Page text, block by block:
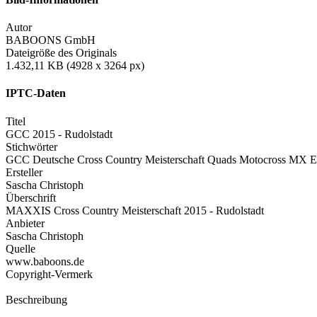
Autor
BABOONS GmbH
Dateigröße des Originals
1.432,11 KB (4928 x 3264 px)
IPTC-Daten
Titel
GCC 2015 - Rudolstadt
Stichwörter
GCC Deutsche Cross Country Meisterschaft Quads Motocross MX
Ersteller
Sascha Christoph
Überschrift
MAXXIS Cross Country Meisterschaft 2015 - Rudolstadt
Anbieter
Sascha Christoph
Quelle
www.baboons.de
Copyright-Vermerk
Beschreibung